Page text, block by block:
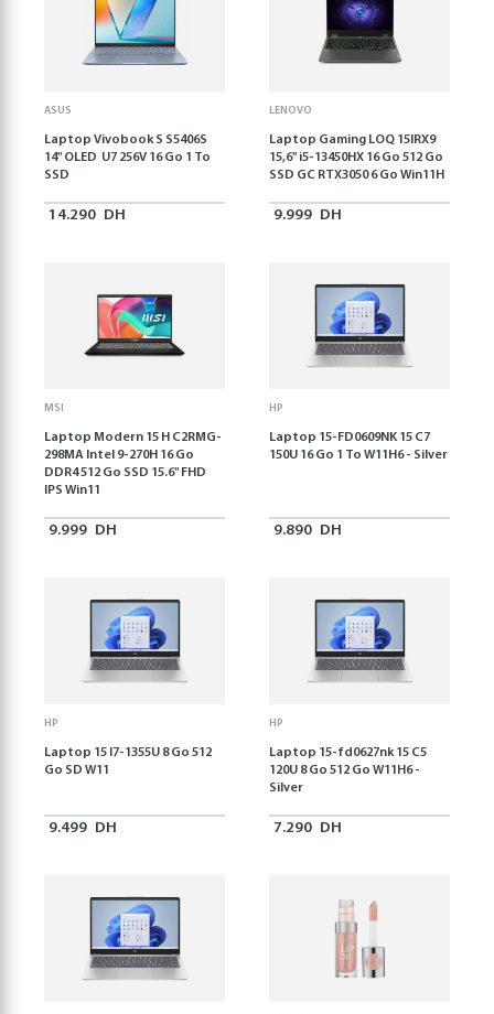
ASUS
Laptop Vivobook S S5406S
14" OLED U7 256V 16 Go 1 To
SSD
14.290 DH
LENOVO
Laptop Gaming LOQ 15IRX9
15,6'' i5-13450HX 16 Go 512 Go
SSD GC RTX3050 6 Go Win11H
9.999 DH
MSI
Laptop Modern 15 H C2RMG-
298MA Intel 9-270H 16 Go
DDR4 512 Go SSD 15.6" FHD
IPS Win11
9.999 DH
HP
Laptop 15-FD0609NK 15 C7
150U 16 Go 1 To W11H6 - Silver
9.890 DH
HP
Laptop 15 I7-1355U 8 Go 512
Go SD W11
9.499 DH
HP
Laptop 15-fd0627nk 15 C5
120U 8 Go 512 Go W11H6 -
Silver
7.290 DH